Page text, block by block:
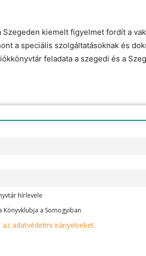
Szegeden kiemelt figyelmet fordít a
a speciális szolgáltatásoknak és
feladata a szegedi és a
hírlevele
Könyvklubja a Somogyiban
adatvédelmi irányelveket.